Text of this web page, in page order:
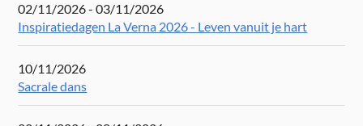
02/11/2026 - 03/11/2026
Inspiratiedagen La Verna 2026 - Leven vanuit je hart
10/11/2026
Sacrale dans